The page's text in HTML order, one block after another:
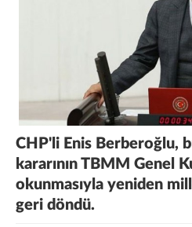
CHP'li Enis Berberoğlu,
kararının TBMM Genel
okunmasıyla yeniden
geri döndü.